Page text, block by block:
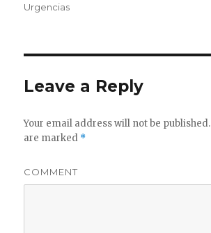
Urgencias
Leave a Reply
Your email address will not be published.
are marked *
COMMENT